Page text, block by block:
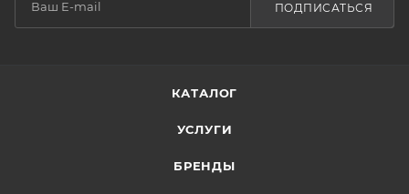
ПОДПИСАТЬСЯ
КАТАЛОГ
УСЛУГИ
БРЕНДЫ